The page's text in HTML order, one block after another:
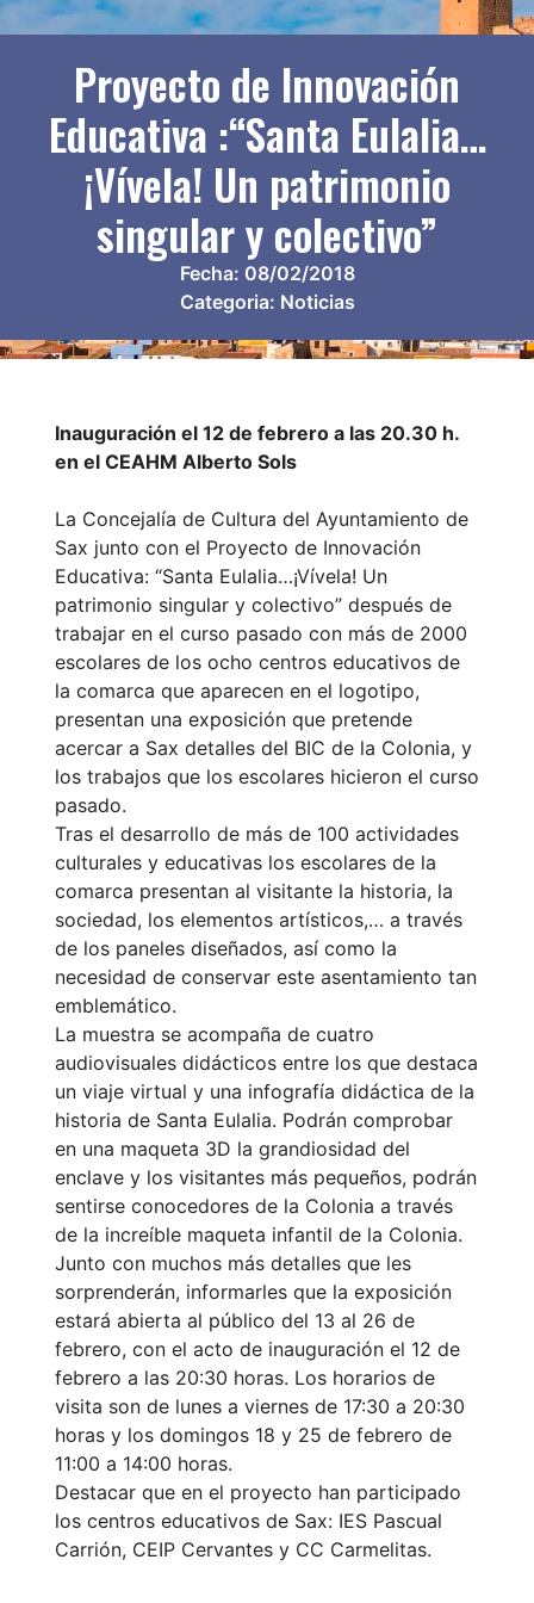
Proyecto de Innovación
Educativa :“Santa Eulalia…
¡Vívela! Un patrimonio
singular y colectivo”
Fecha: 08/02/2018
Categoria: Noticias
Inauguración el 12 de febrero a las 20.30 h.
en el CEAHM Alberto Sols
La Concejalía de Cultura del Ayuntamiento de
Sax junto con el Proyecto de Innovación
Educativa: “Santa Eulalia…¡Vívela! Un
patrimonio singular y colectivo” después de
trabajar en el curso pasado con más de 2000
escolares de los ocho centros educativos de
la comarca que aparecen en el logotipo,
presentan una exposición que pretende
acercar a Sax detalles del BIC de la Colonia, y
los trabajos que los escolares hicieron el curso
pasado.
Tras el desarrollo de más de 100 actividades
culturales y educativas los escolares de la
comarca presentan al visitante la historia, la
sociedad, los elementos artísticos,… a través
de los paneles diseñados, así como la
necesidad de conservar este asentamiento tan
emblemático.
La muestra se acompaña de cuatro
audiovisuales didácticos entre los que destaca
un viaje virtual y una infografía didáctica de la
historia de Santa Eulalia. Podrán comprobar
en una maqueta 3D la grandiosidad del
enclave y los visitantes más pequeños, podrán
sentirse conocedores de la Colonia a través
de la increíble maqueta infantil de la Colonia.
Junto con muchos más detalles que les
sorprenderán, informarles que la exposición
estará abierta al público del 13 al 26 de
febrero, con el acto de inauguración el 12 de
febrero a las 20:30 horas. Los horarios de
visita son de lunes a viernes de 17:30 a 20:30
horas y los domingos 18 y 25 de febrero de
11:00 a 14:00 horas.
Destacar que en el proyecto han participado
los centros educativos de Sax: IES Pascual
Carrión, CEIP Cervantes y CC Carmelitas.